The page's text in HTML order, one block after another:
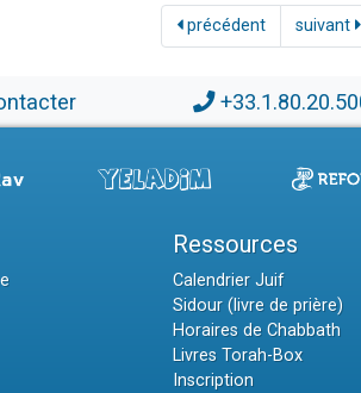
précédent suivant
Ressources
Calendrier Juif
Sidour (livre de prière)
Horaires de Chabbath
Livres Torah-Box
Inscription